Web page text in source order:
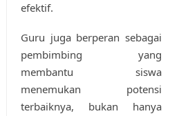
efektif.
Guru juga berperan sebagai
pembimbing yang
membantu siswa
menemukan potensi
terbaiknya, bukan hanya